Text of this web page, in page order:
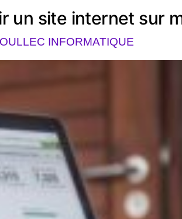
un site internet sur
INFORMATIQUE